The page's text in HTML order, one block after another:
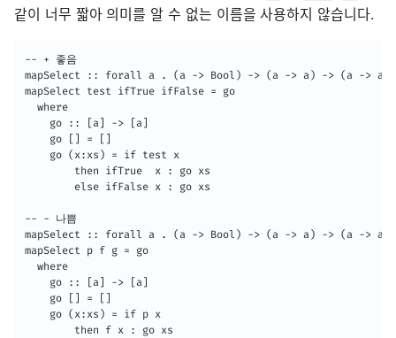
같이 너무 짧아 의미를 알 수 없는 이름을 사용하지 않습니다.
-- + 좋음
mapSelect :: forall a . (a -> Bool) -> (a -> a) -> (a ->
mapSelect test ifTrue ifFalse = go
  where
    go :: [a] -> [a]
    go [] = []
    go (x:xs) = if test x
        then ifTrue  x : go xs
        else ifFalse x : go xs
-- - 나쁨
mapSelect :: forall a . (a -> Bool) -> (a -> a) -> (a ->
mapSelect p f g = go
  where
    go :: [a] -> [a]
    go [] = []
    go (x:xs) = if p x
        then f x : go xs